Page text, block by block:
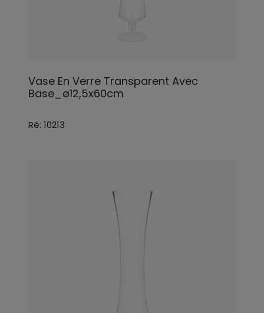
Vase En Verre Transparent Avec
Base_ø12,5x60cm
Ré: 10213